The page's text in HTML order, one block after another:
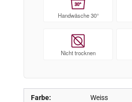
Farbe: Weiss
30°
Handwäsche 30°
Nicht trocknen